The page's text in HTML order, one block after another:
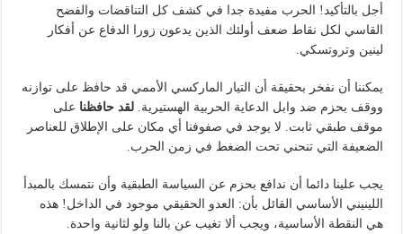
أجل بالتأكيد! الحرب مفيدة جدا في كشف كل التناقضات والفضح
القاسي لكل نقاط ضعف أولئك الذين يدعون زورا الدفاع عن أفكار
لينين وتروتسكي.
يمكننا أن نفخر بحقيقة أن التيار الماركسي الأممي قد حافظ على توازنه
ووقف بحزم ضد وابل الدعاية الحربية الهستيرية.لقد حافظنا على
موقف طبقي ثابت. لا يوجد في صفوفنا أي مكان على الإطلاق للعناصر
الضعيفة التي تنحني تحت الضغط في زمن الحرب.
يجب علينا دائما أن ندافع بحزم عن السياسة الطبقية وأن نتمسك بالمبدأ
اللينيني الأساسي القائل بأن: العدو الحقيقي موجود في الداخل! هذه
هي النقطة الأساسية، ويجب ألا تغيب عن بالنا ولو لثانية واحدة.